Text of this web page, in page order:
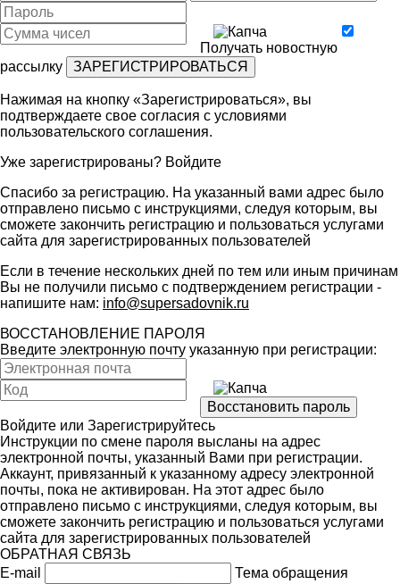
Получать новостную
рассылку
Нажимая на кнопку «Зарегистрироваться», вы
подтверждаете свое согласия с условиями
пользовательского соглашения.
Уже зарегистрированы? Войдите
Спасибо за регистрацию. На указанный вами адрес было
отправлено письмо с инструкциями, следуя которым, вы
сможете закончить регистрацию и пользоваться услугами
сайта для зарегистрированных пользователей
Если в течение нескольких дней по тем или иным причинам
Вы не получили письмо с подтверждением регистрации -
напишите нам: info@supersadovnik.ru
ВОССТАНОВЛЕНИЕ ПАРОЛЯ
Введите электронную почту указанную при регистрации:
Войдите или Зарегистрируйтесь
Инструкции по смене пароля высланы на адрес
электронной почты, указанный Вами при регистрации.
Аккаунт, привязанный к указанному адресу электронной
почты, пока не активирован. На этот адрес было
отправлено письмо с инструкциями, следуя которым, вы
сможете закончить регистрацию и пользоваться услугами
сайта для зарегистрированных пользователей
ОБРАТНАЯ СВЯЗЬ
E-mail
Тема обращения